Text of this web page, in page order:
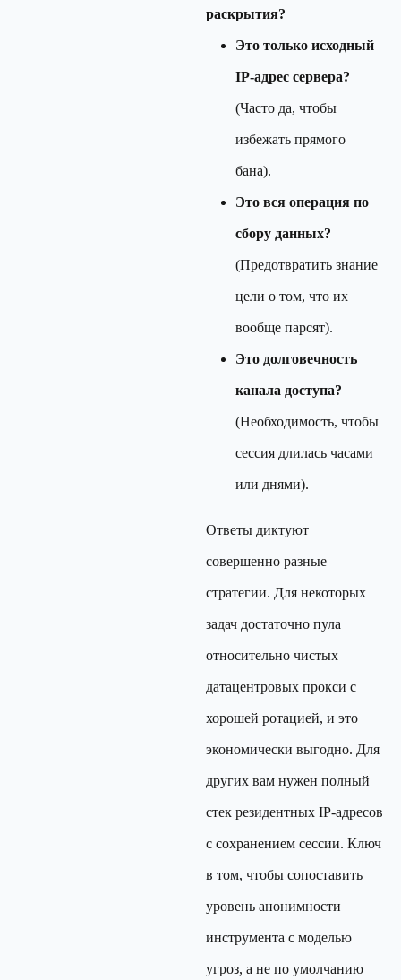
раскрытия?
Это только исходный
IP-адрес сервера?
(Часто да, чтобы
избежать прямого
бана).
Это вся операция по
сбору данных?
(Предотвратить знание
цели о том, что их
вообще парсят).
Это долговечность
канала доступа?
(Необходимость, чтобы
сессия длилась часами
или днями).
Ответы диктуют
совершенно разные
стратегии. Для некоторых
задач достаточно пула
относительно чистых
датацентровых прокси с
хорошей ротацией, и это
экономически выгодно. Для
других вам нужен полный
стек резидентных IP-адресов
с сохранением сессии. Ключ
в том, чтобы сопоставить
уровень анонимности
инструмента с моделью
угроз, а не по умолчанию